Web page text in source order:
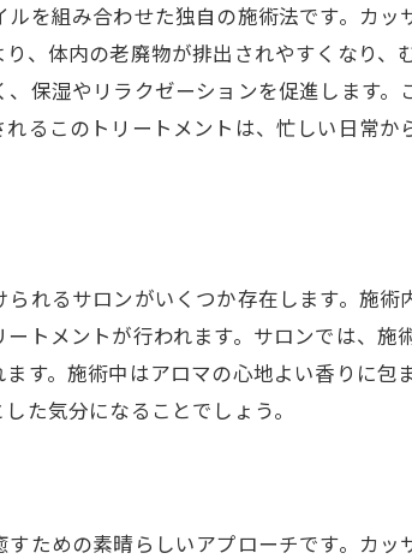
るリラクゼーション
カッサとアロマの方法
ポートするアロマオイルの選び方
促進のメカニズム
分とその効果
整える施術法
立つトリートメント
カッサマッサージ
ゼーション体験を提供するサロンの魅力
するサービスとは
を組み合わせた独自の施術法です。カ
、体内の老廃物が排出されやすくなり、
保湿やリラクゼーションを促進します
るこのトリートメントは、忙しい日常
れるサロンがいくつか存在します。施
トメントが行われます。サロンでは、
す。施術中はアロマの心地よい香りに
た気分になることでしょう。
ための素晴らしいアプローチです。カ